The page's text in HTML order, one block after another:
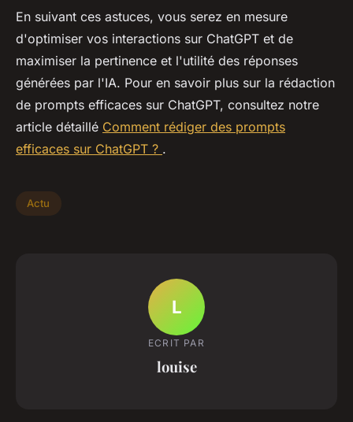
En suivant ces astuces, vous serez en mesure
d'optimiser vos interactions sur ChatGPT et de
maximiser la pertinence et l'utilité des réponses
générées par l'IA. Pour en savoir plus sur la rédaction
de prompts efficaces sur ChatGPT, consultez notre
article détaillé Comment rédiger des prompts
efficaces sur ChatGPT ? .
Actu
L
ECRIT PAR
louise